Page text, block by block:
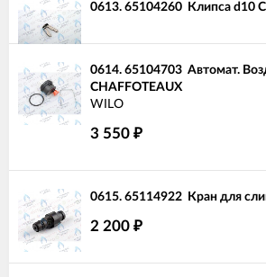
0613. 65104260 Клипса d10
0614. 65104703 Автомат.
CHAFFOTEAUX
WILO
3 550 ₽
0615. 65114922 Кран для
2 200 ₽